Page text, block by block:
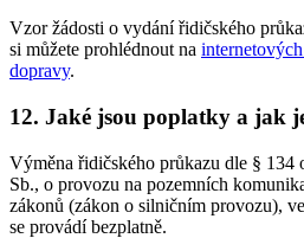
Vzor žádosti o vydání řidičského
si můžete prohlédnout na
dopravy.
12. Jaké jsou poplatky a jak
Výměna řidičského průkazu dle § 134
Sb., o provozu na pozemních
zákonů (zákon o silničním provozu),
se provádí bezplatně.